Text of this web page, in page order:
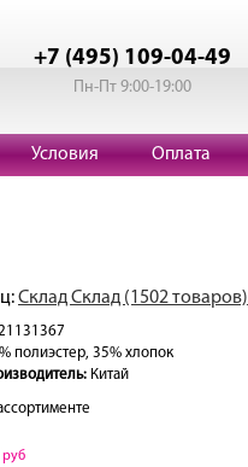
+7 (495) 109-04-49
Пн-Пт 9:00-19:00
Условия Оплата
Склад Склад (1502 товаров)
полиэстер, 35% хлопок
Китай
руб